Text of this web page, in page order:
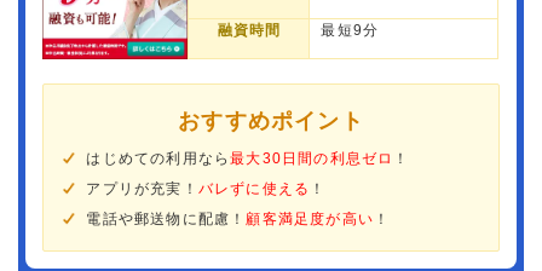
融資時間 最短9分
おすすめポイント
はじめての利用なら最大30日間の利息ゼロ ！
アプリが充実！ バレずに使える ！
電話や郵送物に配慮！ 顧客満足度が高い ！